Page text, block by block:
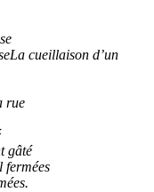
cueillaison d’un
rue
gâté
fermées